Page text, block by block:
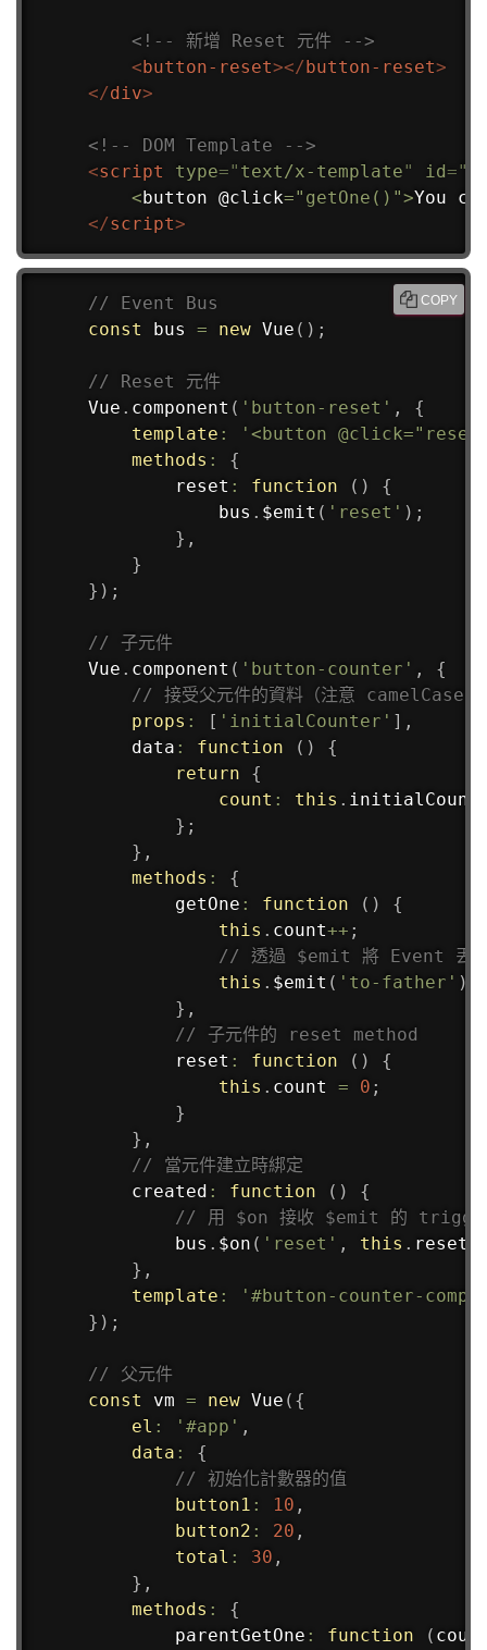
<!-- 新增 Reset 元件 -->
<button-reset></button-reset>
</div>
<!-- DOM Template -->
<script type=" text/x-template" id="
<button @click="getOne()">You
</script>
// Event Bus
const bus = new Vue ( ) ;
// Reset 元件
Vue . component ( 'button-reset' ,
{
template :
'<button
methods :
{
reset : function ( )
{
            bus
. $emit ( 'reset' ) ;
} ,
}
} ) ;
// 子元件
Vue . component ( 'button-counter' ,
{
// 接受父元件的資料（注意 camelCase
props : [ 'initialCounter' ] ,
data : function ( )
{
return
{
count : this .
} ;
} ,
methods :
{
getOne : function ( )
{
this . count++ ;
// 透過 $emit 將 Event 丟給
this . $emit ( 'to-father' )
} ,
// 子元件的 reset method
reset : function ( )
{
this . count = 0 ;
}
} ,
// 當元件建立時綁定
created : function ( )
{
// 用 $on 接收 $emit 的
        bus
. $on ( 'reset' , this . reset
} ,
template :
'#button-counter-
} ) ;
// 父元件
const vm = new Vue ( {
el : '#app' ,
data :
{
// 初始化計數器的值
button1 : 10 ,
button2 : 20 ,
total : 30 ,
} ,
methods :
{
parentGetOne : function (
COPY